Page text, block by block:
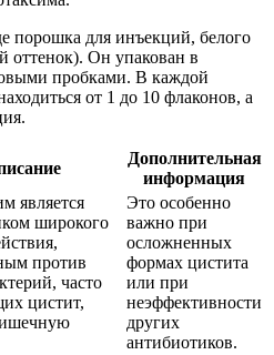
порошка для инъекций, белого
оттенок). Он упакован в
пробками. В каждой
от 1 до 10 флаконов, а
Дополнительная
информация
является
широкого
против
часто
цистит,
Это особенно
важно при
осложненных
формах цистита
или при
неэффективности
других
антибиотиков.